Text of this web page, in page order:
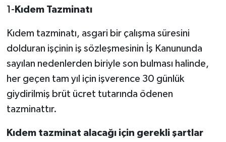
1- Kıdem Tazminatı
Kıdem tazminatı, asgari bir çalışma süresini
dolduran işçinin iş sözleşmesinin İş Kanununda
sayılan nedenlerden biriyle son bulması halinde,
her geçen tam yıl için işverence 30 günlük
giydirilmiş brüt ücret tutarında ödenen
tazminattır.
Kıdem tazminat alacağı için gerekli şartlar